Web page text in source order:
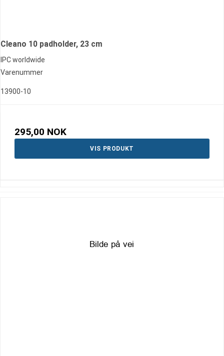
Cleano 10 padholder, 23 cm
IPC worldwide
Varenummer
13900-10
295,00 NOK
VIS PRODUKT